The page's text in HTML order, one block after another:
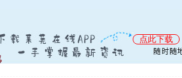
点此下载